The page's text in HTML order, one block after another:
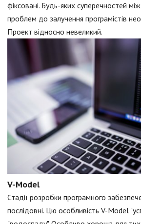
фіксовані. Будь-яких суперечностей
проблем до залучення програмістів
Проект відносно невеликий.
V-Model
Стадії розробки програмного
послідовні. Цю особливість V-Model